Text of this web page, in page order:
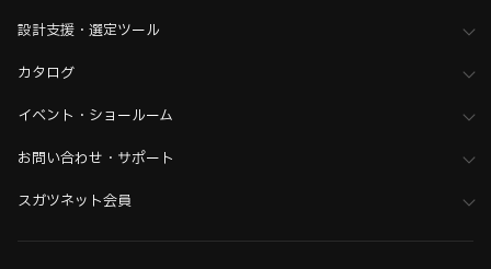
設計支援・選定ツール
カタログ
イベント・ショールーム
お問い合わせ・サポート
スガツネット会員